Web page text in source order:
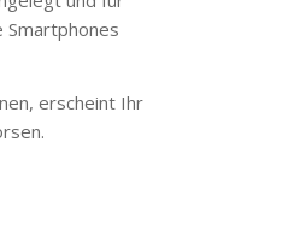
Smartphones
erscheint Ihr